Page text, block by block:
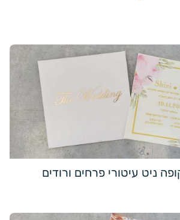
ניט עיטורי פרחים ורודים